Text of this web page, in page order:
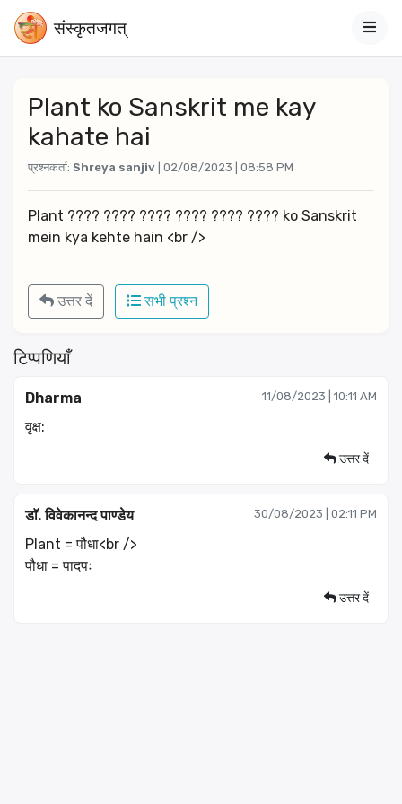
संस्‍कृतजगत्
Plant ko Sanskrit me kay
kahate hai
प्रश्नकर्ता: Shreya sanjiv | 02/08/2023 | 08:58 PM
Plant ???? ???? ???? ???? ???? ???? ko Sanskrit
mein kya kehte hain <br />
उत्तर दें सभी प्रश्न
टिप्पणियाँ
Dharma 11/08/2023 | 10:11 AM
वृक्ष:
उत्तर दें
डाॅ. विवेकानन्द पाण्डेय 30/08/2023 | 02:11 PM
Plant = पौधा<br />
पौधा = पादपः
उत्तर दें